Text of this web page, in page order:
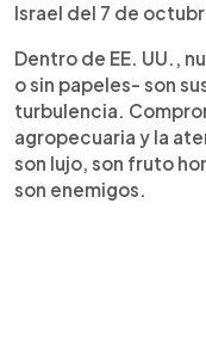
Israel del 7 de
Dentro de EE. UU.,
o sin papeles- son
turbulencia.
agropecuaria y la
son lujo, son fruto
son enemigos.